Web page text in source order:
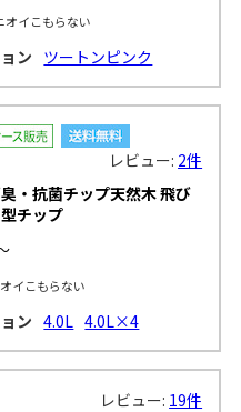
オイこもらない
ン ツートンピンク
レビュー: 2件
・抗菌チップ天然木 飛び
チップ
イこもらない
ン 4.0L 4.0L×4
レビュー: 19件